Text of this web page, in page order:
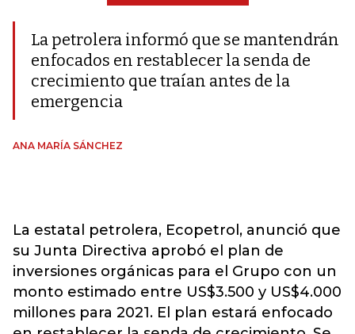
La petrolera informó que se mantendrán
enfocados en restablecer la senda de
crecimiento que traían antes de la
emergencia
ANA MARÍA SÁNCHEZ
La estatal petrolera, Ecopetrol, anunció que
su Junta Directiva aprobó el plan de
inversiones orgánicas para el Grupo con un
monto estimado entre US$3.500 y US$4.000
millones para 2021. El plan estará enfocado